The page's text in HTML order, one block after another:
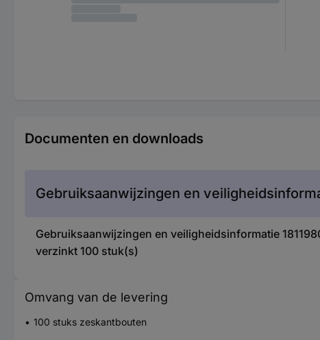
Documenten en downloads
Gebruiksaanwijzingen en
Gebruiksaanwijzingen en veiligheidsinformatie
verzinkt 100 stuk(s)
Omvang van de levering
100 stuks zeskantbouten